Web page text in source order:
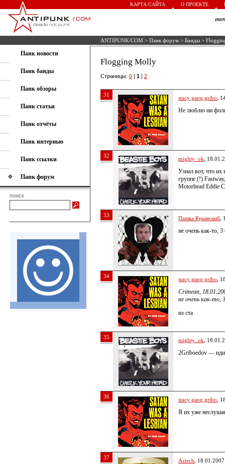
КАРТА САЙТА О ПРОЕКТЕ
ANTIPUNK/COM > Панк форум > Банды >
Панк новости
Панк банды
Панк обзоры
Панк статьи
Панк отчёты
Панк интервью
Панк ссылки
Панк форум
поиск
Flogging Molly
Страницы: 0 | 1 | 2
31 stacy gang gribo ,
Не люблю ни
32 mighty_ok ,
Узнал вот, что их
группе (!)
Motorhead Eddie
33 Пашка Крымский
не очень как-то, 3
34 stacy gang gribo ,
Crimean,
не очень как-то,
из ста
35 mighty_ok ,
2Griboedov —
36 stacy gang gribo ,
Я их уже
37 Aztech ,